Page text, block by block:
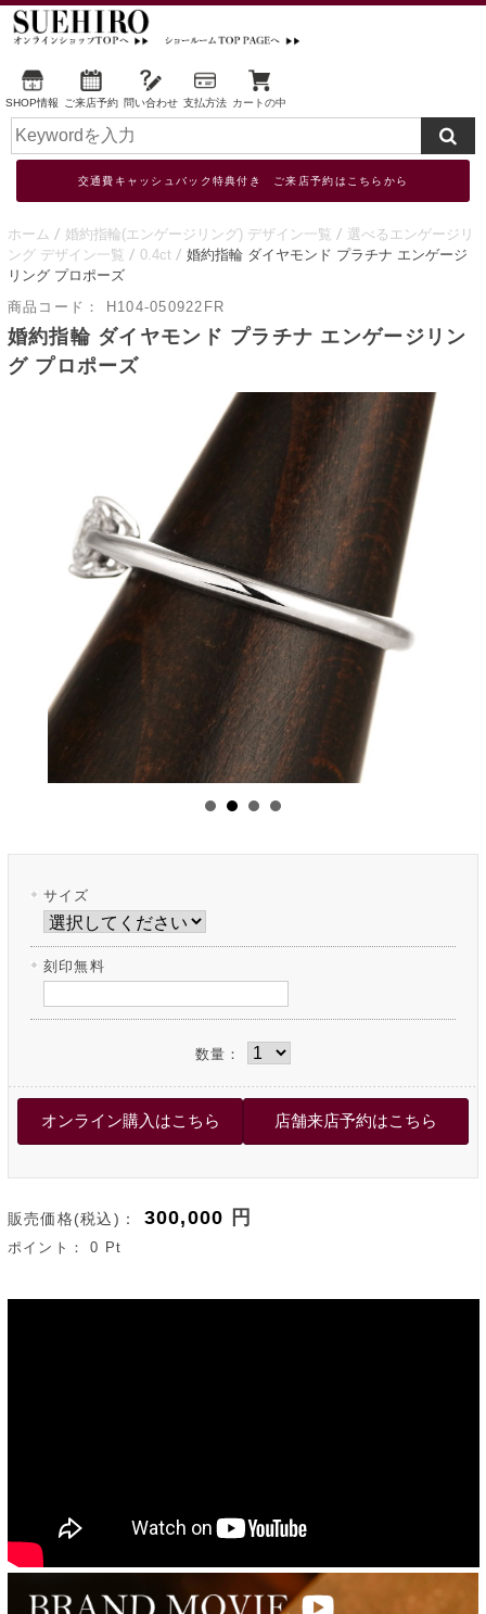
SHOP情報 ご来店予約 問い合わせ 支払方法 カートの中
交通費キャッシュバック特典付き ご来店予約はこちらから
ホーム 婚約指輪(エンゲージリング) デザイン一覧
選べるエンゲージリ
ング デザイン一覧
0.4ct
婚約指輪 ダイヤモンド プラチナ エンゲージ
リング プロポーズ
商品コード：
H104-050922FR
婚約指輪 ダイヤモンド プラチナ エンゲージリン
グ プロポーズ
サイズ
刻印無料
数量：
販売価格(税込)： 300,000 円
ポイント：0 Pt